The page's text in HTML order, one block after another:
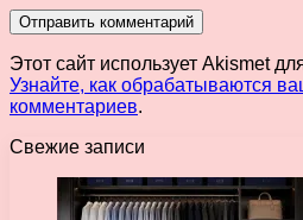
Этот сайт использует Akismet
Узнайте, как обрабатываются
комментариев.
Свежие записи